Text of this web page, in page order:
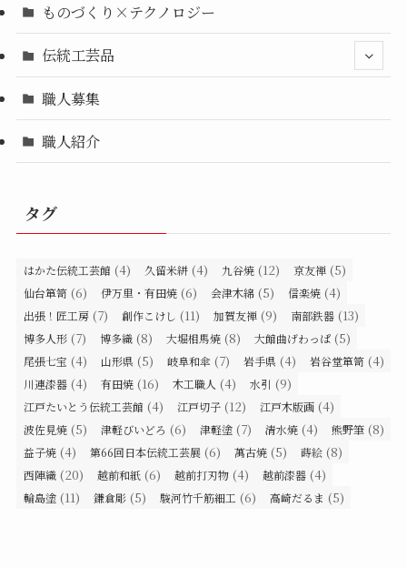
ものづくり×テクノロジー
伝統工芸品
職人募集
職人紹介
タグ
はかた伝統工芸館 (4) 久留米絣 (4) 九谷焼 (12) 京友禅 (5)
仙台箪笥 (6) 伊万里・有田焼 (6) 会津木綿 (5) 信楽焼 (4)
出張！匠工房 (7) 創作こけし (11) 加賀友禅 (9) 南部鉄器 (13)
博多人形 (7) 博多織 (8) 大堀相馬焼 (8) 大館曲げわっぱ (5)
尾張七宝 (4) 山形県 (5) 岐阜和傘 (7) 岩手県 (4) 岩谷堂箪笥 (4)
川連漆器 (4) 有田焼 (16) 木工職人 (4) 水引 (9)
江戸たいとう伝統工芸館 (4) 江戸切子 (12) 江戸木版画 (4)
波佐見焼 (5) 津軽びいどろ (6) 津軽塗 (7) 清水焼 (4) 熊野筆 (8)
益子焼 (4) 第66回日本伝統工芸展 (6) 萬古焼 (5) 蒔絵 (8)
西陣織 (20) 越前和紙 (6) 越前打刃物 (4) 越前漆器 (4)
輪島塗 (11) 鎌倉彫 (5) 駿河竹千筋細工 (6) 高崎だるま (5)